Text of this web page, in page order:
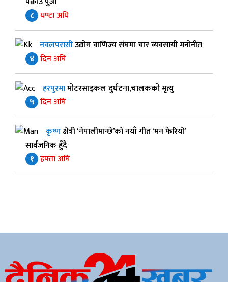
८ घण्टा अघि
नवलपरासीउद्योग वाणिज्य संघमा चार व्यवसायी मनोनीत
४ दिन अघि
हरपुरमामोटरसाइकल दुर्घटना,चालकको मृत्यु
५ दिन अघि
कृष्णक्षेत्री ‘नेपालीमान्छे’को नयाँ गीत ‘मन फेरियो’
सार्वजनिक हुँदै
१ हफ्ता अघि